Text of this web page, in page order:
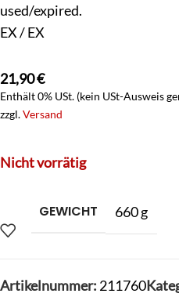
used/expired.
EX / EX
21,90€
Enthält 0% USt. (kein USt-Ausweis
zzgl.Versand
Nicht vorrätig
GEWICHT 660 g
Artikelnummer: 211760